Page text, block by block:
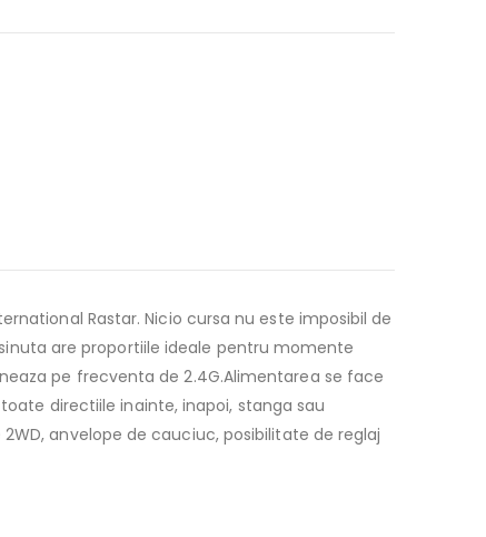
Rastar. Nicio cursa nu este imposibil de
are proportiile ideale pentru momente
pe frecventa de 2.4G.Alimentarea se face
directiile inainte, inapoi, stanga sau
anvelope de cauciuc, posibilitate de reglaj